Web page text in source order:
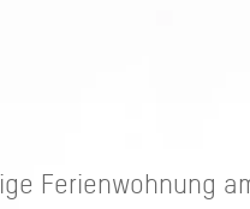
Ferienwohnung